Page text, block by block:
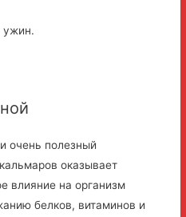
ужин.
очень полезный
оказывает
влияние на организм
белков, витаминов и